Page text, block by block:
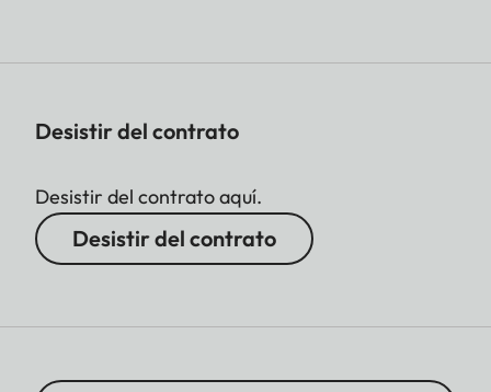
Desistir del contrato
Desistir del contrato aquí.
Desistir del contrato